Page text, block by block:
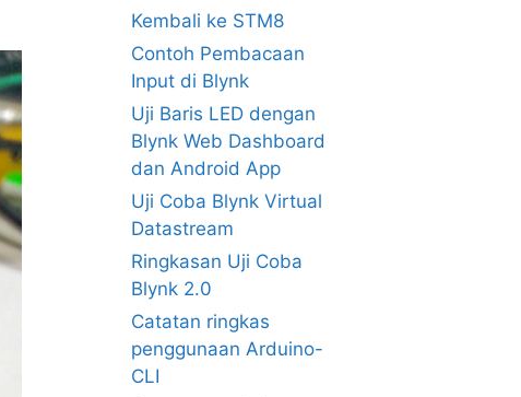
Kembali ke STM8
Contoh Pembacaan
Input di Blynk
Uji Baris LED dengan
Blynk Web Dashboard
dan Android App
Uji Coba Blynk Virtual
Datastream
Ringkasan Uji Coba
Blynk 2.0
Catatan ringkas
penggunaan Arduino-
CLI